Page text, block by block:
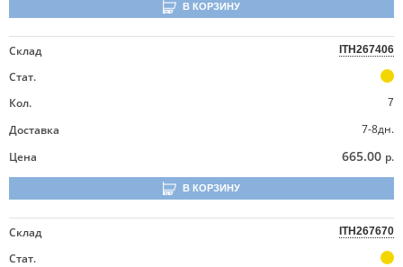
В КОРЗИНУ
Склад ITH267406
Стат.
Кол.
7
Доставка
7-8дн.
Цена
665.00 р.
В КОРЗИНУ
Склад ITH267670
Стат.